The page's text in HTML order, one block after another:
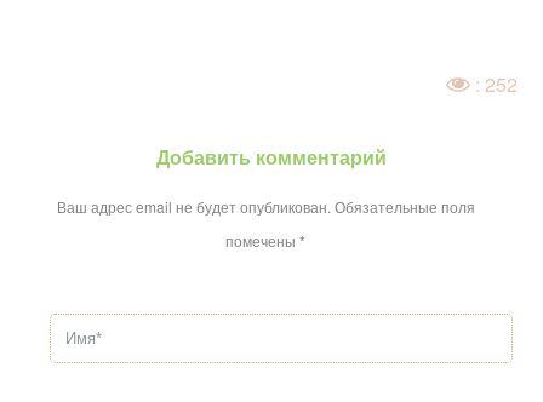
: 252
Добавить комментарий
Ваш адрес email не будет опубликован. Обязательные поля
помечены *